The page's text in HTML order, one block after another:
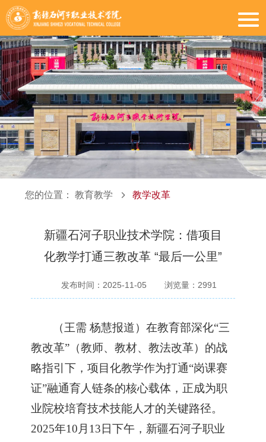
您的位置： 教育教学 教学改革
新疆石河子职业技术学院：借项目
化教学打通三教改革 “最后一公里”
发布时间：2025-11-05 浏览量： 2991
（王需 杨慧报道） 在教育部深化“三
教改革”（教师、教材、教法改革）的战
略指引下，项目化教学作为打通“岗课赛
证”融通育人链条的核心载体，正成为职
业院校培育技术技能人才的关键路径。
2025年10月13日下午，新疆石河子职业